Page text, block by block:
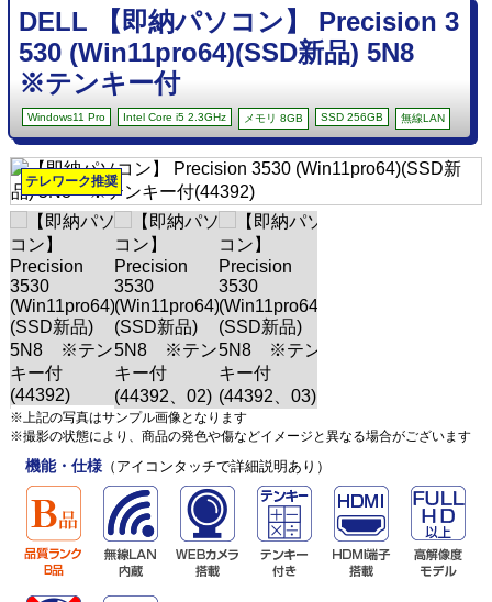
DELL 【即納パソコン】 Precision 3
530 (Win11pro64)(SSD新品) 5N8
※テンキー付
Windows11 Pro Intel Core i5 2.3GHz メモリ 8GB SSD 256GB 無線LAN
テレワーク推奨
※上記の写真はサンプル画像となります
※撮影の状態により、商品の発色や傷などイメージと異なる場合がございます
機能・仕様（アイコンタッチで詳細説明あり）